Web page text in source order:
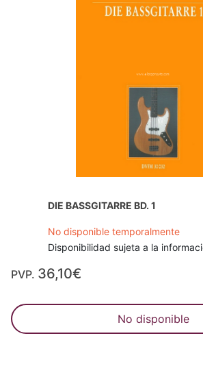
DIE BASSGITARRE BD. 1
No disponible temporalmente
Disponibilidad sujeta a la
PVP. 36,10€
No disponible